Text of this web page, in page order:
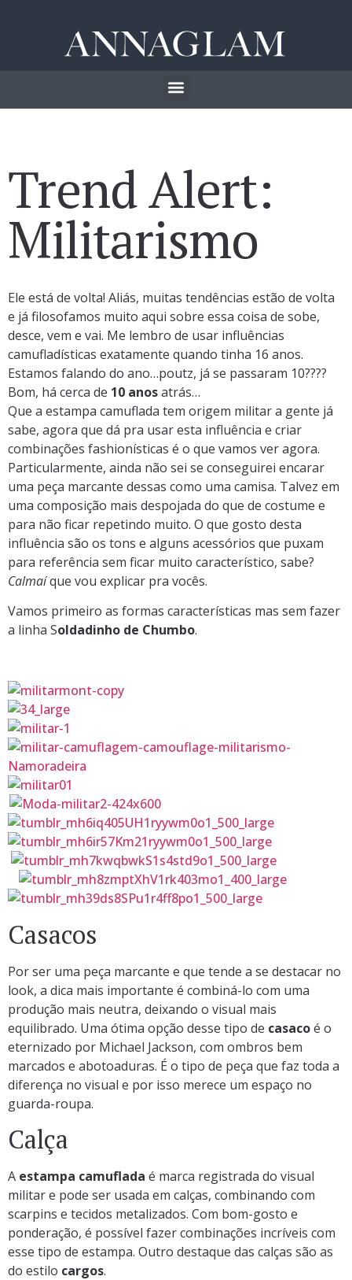
Trend Alert:
Militarismo
Ele está de volta! Aliás, muitas tendências estão de volta
e já filosofamos muito aqui sobre essa coisa de sobe,
desce, vem e vai. Me lembro de usar influências
camufladísticas exatamente quando tinha 16 anos.
Estamos falando do ano…poutz, já se passaram 10????
Bom, há cerca de 10 anosatrás…
Que a estampa camuflada tem origem militar a gente já
sabe, agora que dá pra usar esta influência e criar
combinações fashionísticas é o que vamos ver agora.
Particularmente, ainda não sei se conseguirei encarar
uma peça marcante dessas como uma camisa. Talvez em
uma composição mais despojada do que de costume e
para não ficar repetindo muito. O que gosto desta
influência são os tons e alguns acessórios que puxam
para referência sem ficar muito característico, sabe?
Calmaíque vou explicar pra vocês.
Vamos primeiro as formas características mas sem fazer
a linha Soldadinho de Chumbo.
Casacos
Por ser uma peça marcante e que tende a se destacar no
look, a dica mais importante é combiná-lo com uma
produção mais neutra, deixando o visual mais
equilibrado. Uma ótima opção desse tipo de casacoé o
eternizado por Michael Jackson, com ombros bem
marcados e abotoaduras. É o tipo de peça que faz toda a
diferença no visual e por isso merece um espaço no
guarda-roupa.
Calça
A estampa camuflada é marca registrada do visual
militar e pode ser usada em calças, combinando com
scarpins e tecidos metalizados. Com bom-gosto e
ponderação, é possível fazer combinações incríveis com
esse tipo de estampa. Outro destaque das calças são as
do estilo cargos.